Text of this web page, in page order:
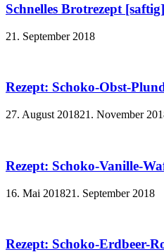
Schnelles Brotrezept [saftig]
21. September 2018
Rezept: Schoko-Obst-
27. August 201821. November
Rezept: Schoko-Vanille-
16. Mai 201821. September 2018
Rezept: Schoko-Erdbeer-